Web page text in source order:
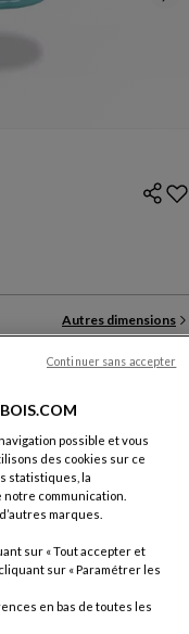
Autres dimensions
a imaginé pour Roche
comme pour l’extérieur,
lesquelles on retrouve
possible et vous
des cookies sur ce
statistiques, la
communication.
marques.
sur « Tout accepter et
sur « Paramétrer les
en bas de toutes les
Continuer sans accepter